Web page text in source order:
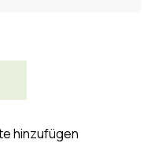
hinzufügen